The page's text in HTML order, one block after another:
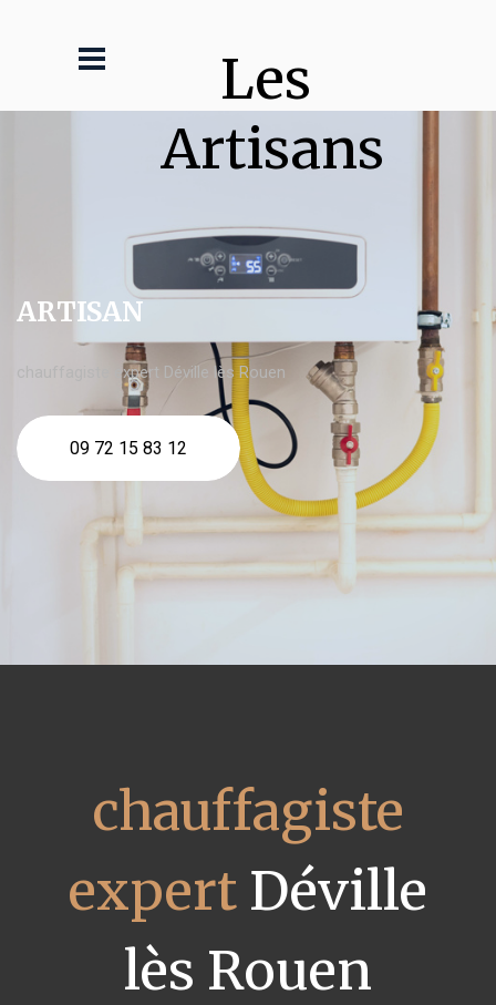
Les
Artisans
ARTISAN
chauffagiste expert Déville lès Rouen
09 72 15 83 12
chauffagiste
expertDéville
lès Rouen